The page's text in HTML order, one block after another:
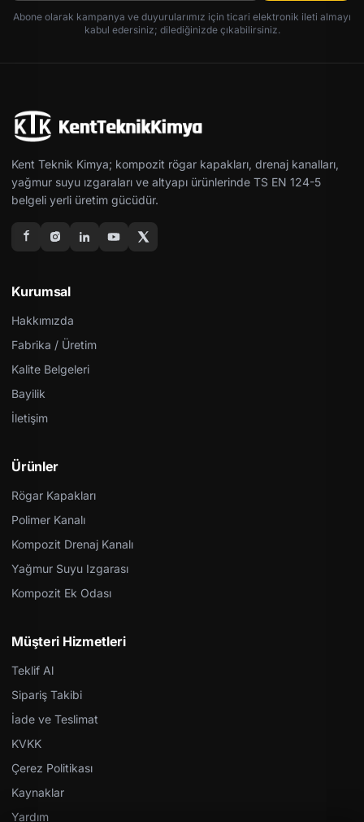
Abone olarak kampanya ve duyurularımız için ticari elektronik ileti almayı
kabul edersiniz; dilediğinizde çıkabilirsiniz.
Kent Teknik Kimya; kompozit rögar kapakları, drenaj kanalları,
yağmur suyu ızgaraları ve altyapı ürünlerinde TS EN 124-5
belgeli yerli üretim gücüdür.
Kurumsal
Hakkımızda
Fabrika / Üretim
Kalite Belgeleri
Bayilik
İletişim
Ürünler
Rögar Kapakları
Polimer Kanalı
Kompozit Drenaj Kanalı
Yağmur Suyu Izgarası
Kompozit Ek Odası
Müşteri Hizmetleri
Teklif Al
Sipariş Takibi
İade ve Teslimat
KVKK
Çerez Politikası
Kaynaklar
Yardım